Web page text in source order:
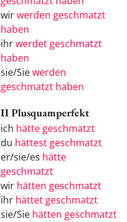
wirwerden geschmatzt
haben
ihrwerdet geschmatzt
haben
sie/Siewerden
geschmatzt haben
II Plusquamperfekt
ich hätte geschmatzt
du hättest geschmatzt
er/sie/es hätte
geschmatzt
wir hätten geschmatzt
ihr hättet geschmatzt
sie/Sie hätten geschmatzt